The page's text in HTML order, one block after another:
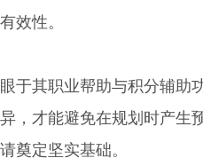
效性。
其职业帮助与积分辅助
，才能避免在规划时产生
奠定坚实基础。